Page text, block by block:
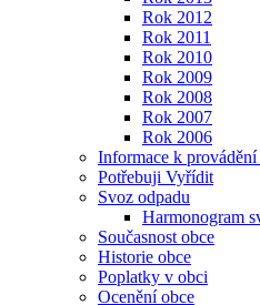
Rok 2012
Rok 2011
Rok 2010
Rok 2009
Rok 2008
Rok 2007
Rok 2006
Informace k
Potřebuji Vyřídit
Svoz odpadu
Harmonogram
Současnost obce
Historie obce
Poplatky v obci
Ocenění obce